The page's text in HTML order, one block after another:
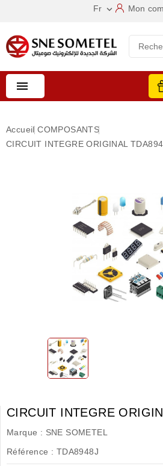
Fr  Mon

Accueil COMPOSANTS
CIRCUIT INTEGRE ORIGINAL
CIRCUIT INTEGRE
Marque : SNE SOMETEL
Référence : TDA8948J